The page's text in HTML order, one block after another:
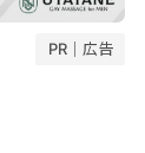
PR｜広告